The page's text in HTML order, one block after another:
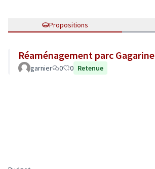
Propositions
Réaménagement parc Gagarine
garnier 0 0 Retenue